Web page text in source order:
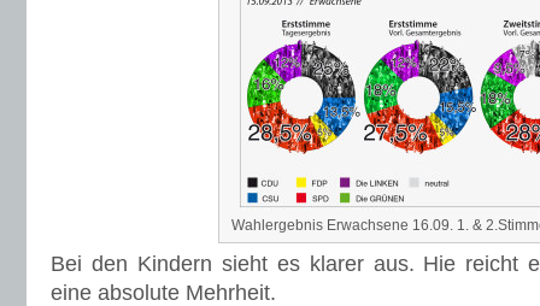
Wahlergebnis Erwachsene 16.09. 1. &
Bei den Kindern sieht es klarer aus. Hie reicht
eine absolute Mehrheit.